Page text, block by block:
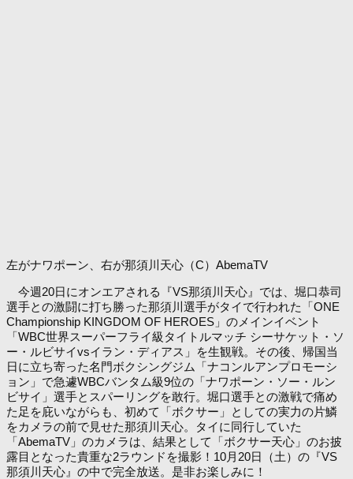
左がナワポーン、右が那須川天心（C）AbemaTV
今週20日にオンエアされる『VS那須川天心』では、堀口恭司
選手との激闘に打ち勝った那須川選手がタイで行われた「ONE
Championship KINGDOM OF HEROES」のメインイベント
「WBC世界スーパーフライ級タイトルマッチ シーサケット・ソ
ー・ルビサイvsイラン・ディアス」を生観戦。その後、帰国当
日に立ち寄った名門ボクシングジム「ナコンルアンプロモーシ
ョン」で急遽WBCバンタム級9位の「ナワポーン・ソー・ルン
ビサイ」選手とスパーリングを敢行。堀口選手との激戦で痛め
た足を庇いながらも、初めて「ボクサー」としての実力の片鱗
をカメラの前で見せた那須川天心。タイに同行していた
「AbemaTV」のカメラは、結果として「ボクサー天心」のお披
露目となった貴重な2ラウンドを撮影！10月20日（土）の『VS
那須川天心』の中で完全放送。是非お楽しみに！